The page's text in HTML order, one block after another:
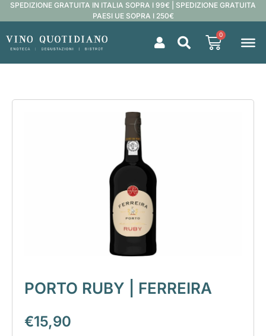
SPEDIZIONE GRATUITA IN ITALIA SOPRA I 99€ | SPEDIZIONE GRATUITA
PAESI UE SOPRA I 250€
0
PORTO RUBY | FERREIRA
€15,90